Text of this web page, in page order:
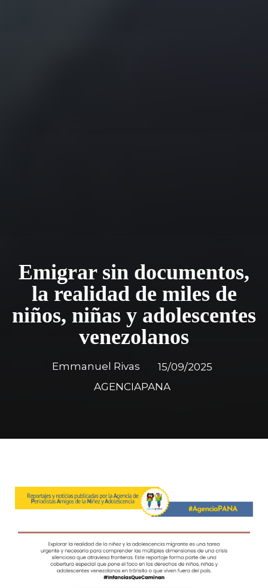
Emigrar sin documentos,
la realidad de miles de
niños, niñas y adolescentes
venezolanos
Emmanuel Rivas
15/09/2025
AGENCIAPANA